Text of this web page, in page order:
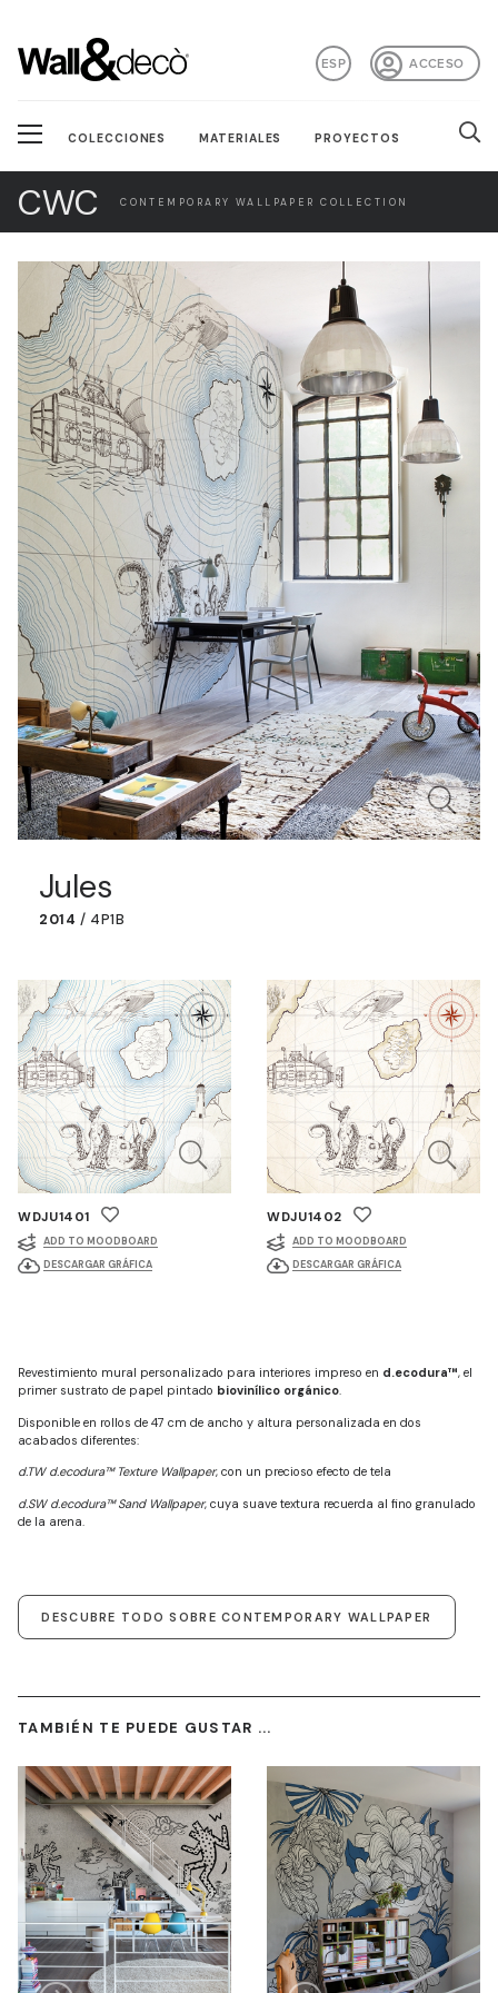
ACCESO
ESP
COLECCIONES MATERIALES PROYECTOS
CWC CONTEMPORARY WALLPAPER COLLECTION
Jules
2014 / 4P1B
WDJU1401
ADD TO MOODBOARD
DESCARGAR GRÁFICA
WDJU1402
ADD TO MOODBOARD
DESCARGAR GRÁFICA
Revestimiento mural personalizado para interiores impreso en d.ecodura™, el
primer sustrato de papel pintado biovinílico orgánico.
Disponible en rollos de 47 cm de ancho y altura personalizada en dos
acabados diferentes:
d.TW d.ecodura™ Texture Wallpaper, con un precioso efecto de tela
d.SW d.ecodura™ Sand Wallpaper, cuya suave textura recuerda al fino granulado
de la arena.
DESCUBRE TODO SOBRE CONTEMPORARY WALLPAPER
TAMBIÉN TE PUEDE GUSTAR ...